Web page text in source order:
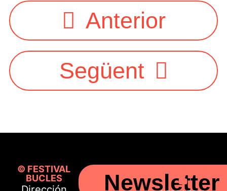
Anterior
Següent
© FESTIVAL
BUCLES
Newsletter